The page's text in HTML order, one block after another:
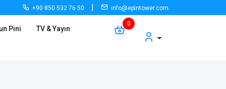
+90 850 532 76 50 | info@epintower.com
Pini TV & Yayın